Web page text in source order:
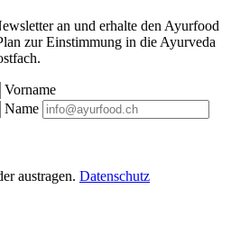
an und erhalte den Ayurfood
zur Einstimmung in die Ayurveda
Vorname
Name
austragen. Datenschutz